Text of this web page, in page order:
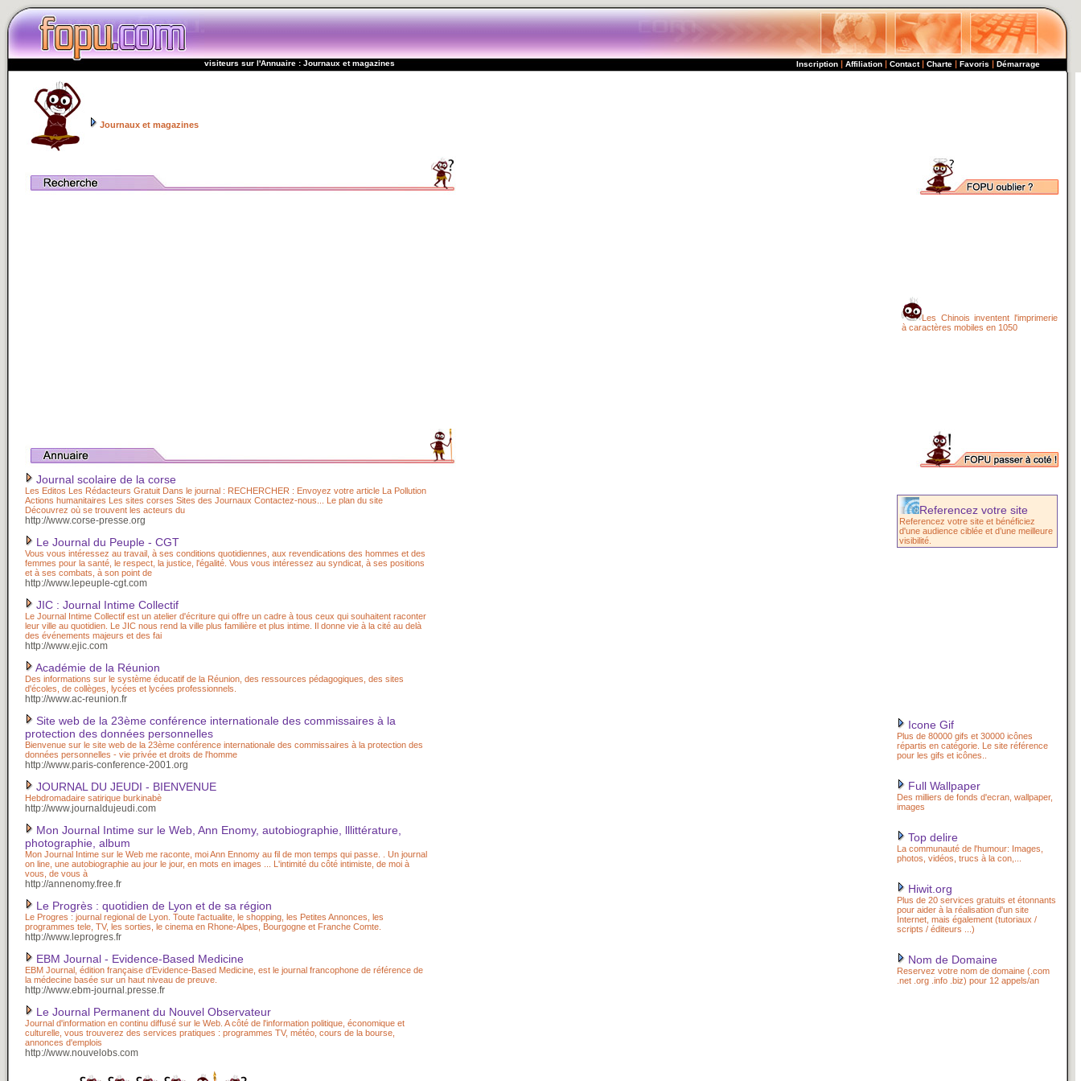
visiteurs sur l'Annuaire : Journaux et magazines Inscription | Affiliation | Contact | Charte | Favoris | Démarrage
Journaux et magazines
Les Chinois inventent l'imprimerie
à caractères mobiles en 1050
Journal scolaire de la corse
Les Editos Les Rédacteurs Gratuit Dans le journal : RECHERCHER : Envoyez votre article La Pollution
Actions humanitaires Les sites corses Sites des Journaux Contactez-nous... Le plan du site
Découvrez où se trouvent les acteurs du
http://www.corse-presse.org
Le Journal du Peuple - CGT
Vous vous intéressez au travail, à ses conditions quotidiennes, aux revendications des hommes et des
femmes pour la santé, le respect, la justice, l'égalité. Vous vous intéressez au syndicat, à ses positions
et à ses combats, à son point de
http://www.lepeuple-cgt.com
JIC : Journal Intime Collectif
Le Journal Intime Collectif est un atelier d'écriture qui offre un cadre à tous ceux qui souhaitent raconter
leur ville au quotidien. Le JIC nous rend la ville plus familière et plus intime. Il donne vie à la cité au delà
des événements majeurs et des fai
http://www.ejic.com
Académie de la Réunion
Des informations sur le système éducatif de la Réunion, des ressources pédagogiques, des sites
d'écoles, de collèges, lycées et lycées professionnels.
http://www.ac-reunion.fr
Site web de la 23ème conférence internationale des commissaires à la
protection des données personnelles
Bienvenue sur le site web de la 23ème conférence internationale des commissaires à la protection des
données personnelles - vie privée et droits de l'homme
http://www.paris-conference-2001.org
JOURNAL DU JEUDI - BIENVENUE
Hebdromadaire satirique burkinabè
http://www.journaldujeudi.com
Mon Journal Intime sur le Web, Ann Enomy, autobiographie, lllittérature,
photographie, album
Mon Journal Intime sur le Web me raconte, moi Ann Ennomy au fil de mon temps qui passe. . Un journal
on line, une autobiographie au jour le jour, en mots en images ... L'intimité du côté intimiste, de moi à
vous, de vous à
http://annenomy.free.fr
Le Progrès : quotidien de Lyon et de sa région
Le Progres : journal regional de Lyon. Toute l'actualite, le shopping, les Petites Annonces, les
programmes tele, TV, les sorties, le cinema en Rhone-Alpes, Bourgogne et Franche Comte.
http://www.leprogres.fr
EBM Journal - Evidence-Based Medicine
EBM Journal, édition française d'Evidence-Based Medicine, est le journal francophone de référence de
la médecine basée sur un haut niveau de preuve.
http://www.ebm-journal.presse.fr
Le Journal Permanent du Nouvel Observateur
Journal d'information en continu diffusé sur le Web. A côté de l'information politique, économique et
culturelle, vous trouverez des services pratiques : programmes TV, météo, cours de la bourse,
annonces d'emplois
http://www.nouvelobs.com
Referencez votre site
Referencez votre site et bénéficiez
d'une audience ciblée et d’une meilleure
visibilité.
Icone Gif
Plus de 80000 gifs et 30000 icônes
répartis en catégorie. Le site référence
pour les gifs et icônes..
Full Wallpaper
Des milliers de fonds d'ecran, wallpaper,
images
Top delire
La communauté de l'humour: Images,
photos, vidéos, trucs à la con,...
Hiwit.org
Plus de 20 services gratuits et étonnants
pour aider à la réalisation d'un site
Internet, mais également (tutoriaux /
scripts / éditeurs ...)
Nom de Domaine
Reservez votre nom de domaine (.com
.net .org .info .biz) pour 12 appels/an